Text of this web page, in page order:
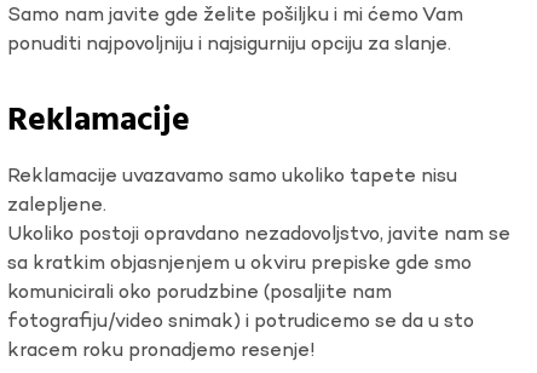
Samo nam javite gde želite pošiljku i mi ćemo Vam
ponuditi najpovoljniju i najsigurniju opciju za slanje.
Reklamacije
Reklamacije uvazavamo samo ukoliko tapete nisu
zalepljene.
Ukoliko postoji opravdano nezadovoljstvo, javite nam se
sa kratkim objasnjenjem u okviru prepiske gde smo
komunicirali oko porudzbine (posaljite nam
fotografiju/video snimak) i potrudicemo se da u sto
kracem roku pronadjemo resenje!